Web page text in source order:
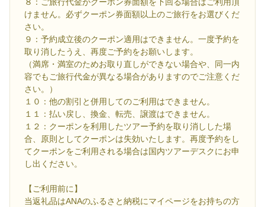
けません。必ずクーポン券面額以上のご旅行をお選びくだ
さい。
９：予約成立後のクーポン適用はできません。一度予約を
取り消したうえ、再度ご予約をお願いします。
（満席・満室のためお取り直しができない場合や、同一内
容でもご旅行代金が異なる場合がありますのでご注意くだ
さい。）
１０：他の割引と併用してのご利用はできません。
１１：払い戻し、換金、転売、譲渡はできません。
１２：クーポンを利用したツアー予約を取り消しした場
合、原則としてクーポンは失効いたします。再度予約をし
てクーポンをご利用される場合は国内ツアーデスクにお申
し出ください。
【ご利用前に】
当返礼品はANAのふるさと納税にマイページをお持ちの方